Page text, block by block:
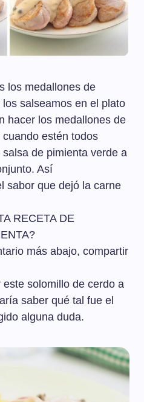
los medallones de
salseamos en el plato
hacer los medallones de
estén todos
de pimienta verde a
Así
sabor que dejó la carne
RECETA DE
más abajo, compartir
solomillo de cerdo a
saber qué tal fue el
alguna duda.